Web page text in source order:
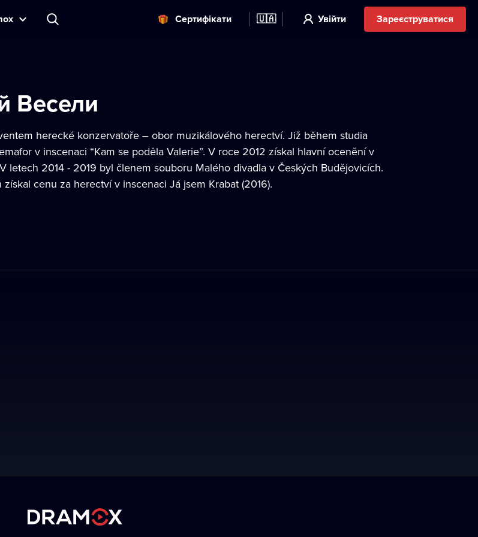
Cертифікати 🇺🇦 Увійти Зареєструватися
Весели
herecké konzervatoře – obor muzikálového herectví. Již během studia
v inscenaci “Kam se poděla Valerie”. V roce 2012 získal hlavní ocenění v
letech 2014 - 2019 byl členem souboru Malého divadla v Českých Budějovicích.
cenu za herectví v inscenaci Já jsem Krabat (2016).